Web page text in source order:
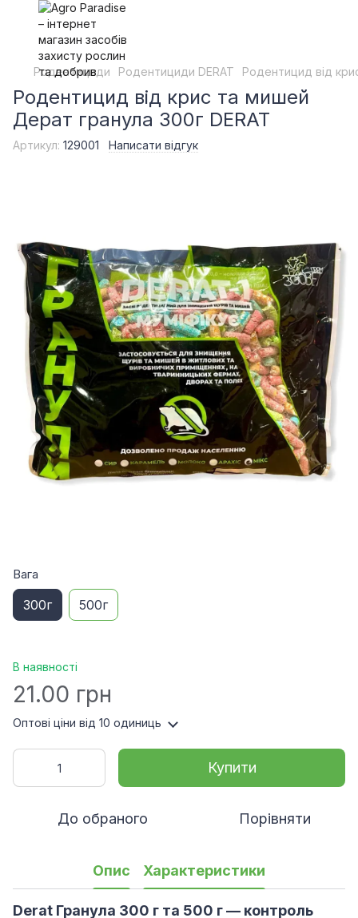
Родентициди Родентициди DERAT Родентицид від
Родентицид від крис та мишей
Дерат гранула 300г DERAT
Артикул: 129001 Написати відгук
Вага
300г 500г
В наявності
21.00 грн
Оптові ціни від 10 одиниць
Купити
До обраного Порівняти
Опис Характеристики
Derat Гранула 300 г та 500 г — контроль